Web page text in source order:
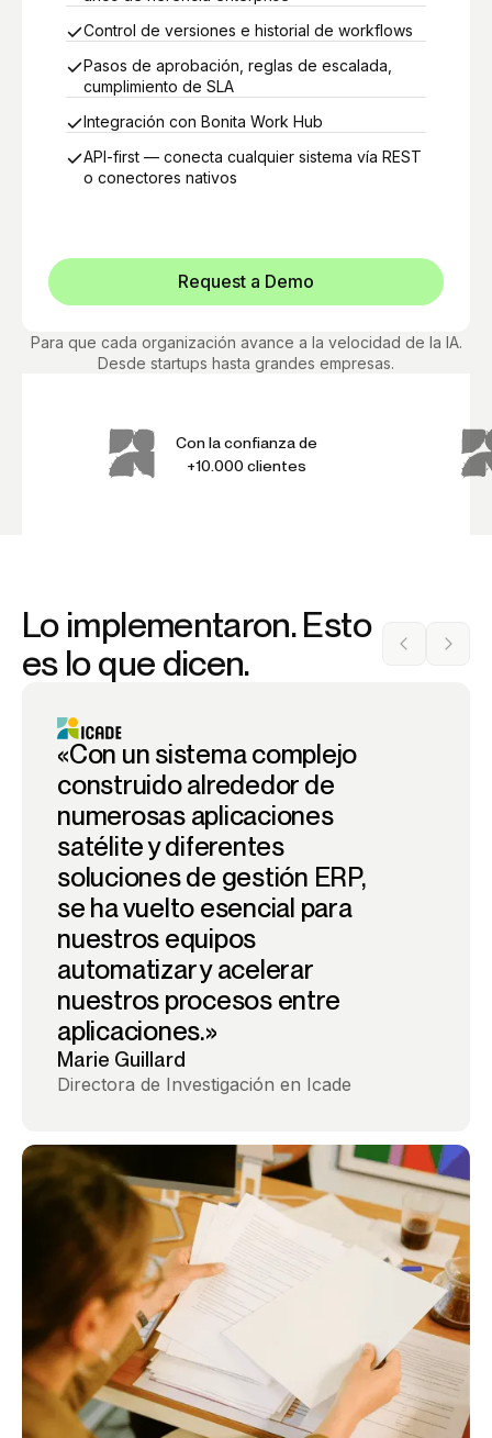
Control de versiones e historial de workflows
Pasos de aprobación, reglas de escalada,
cumplimiento de SLA
Integración con Bonita Work Hub
API-first — conecta cualquier sistema vía REST
o conectores nativos
Request a Demo
Para que cada organización avance a la velocidad de la IA.
Desde startups hasta grandes empresas.
Con la confianza de
+10.000 clientes
Lo implementaron. Esto
es lo que dicen.
«Con un sistema complejo
construido alrededor de
numerosas aplicaciones
satélite y diferentes
soluciones de gestión ERP,
se ha vuelto esencial para
nuestros equipos
automatizar y acelerar
nuestros procesos entre
aplicaciones.»
Marie Guillard
Directora de Investigación en Icade